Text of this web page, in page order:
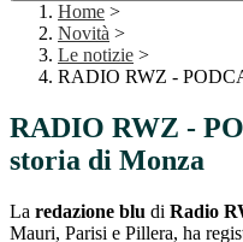
Home >
Novità >
Le notizie >
RADIO RWZ -
RADIO RWZ -
storia di Monza
La redazione blu di Radio
Mauri, Parisi e Pillera, ha